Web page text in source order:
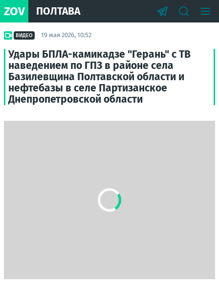
ZOV ПОЛТАВА
ВИДЕО 19 мая 2026, 10:52
Удары БПЛА-камикадзе "Герань" с ТВ
наведением по ГПЗ в районе села
Базилевщина Полтавской области и
нефтебазы в селе Партизанское
Днепропетровской области